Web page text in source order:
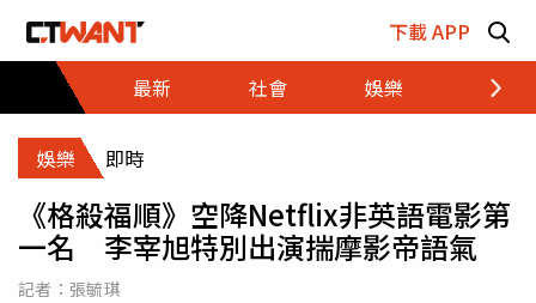
下載 APP
最新
社會 娛樂 財經
娛樂 即時
《格殺福順》空降Netflix非英語電影第
一名 李宰旭特別出演揣摩影帝語氣
記者： 張毓琪